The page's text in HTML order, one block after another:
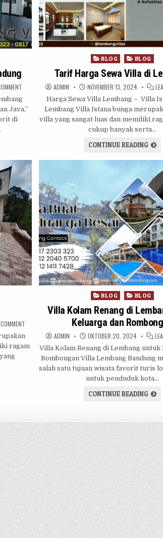
ON JASA SEWA VILLA DI LEMBANG BANDUNG
Java,”
di
VILLA DI LEMBANG BANDUNG
Posted in
BLOG BLOG
Tarif Harga Sewa Villa di
AUTHOR:
ADMIN PUBLISHED DATE:
NOVEMBER 13, 2024
Harga Sewa Villa Lembang – Villa
Lembang Villa Istana bunga
villa yang sangat luas dan memiliki
cukup banyak serta…
CONTINUE READING
ON VILLA ISTANA BUNGA
ragam
BUNGA
Posted in
BLOG BLOG
Villa Kolam Renang di
Keluarga dan
AUTHOR:
ADMIN PUBLISHED DATE:
OKTOBER 20, 2024
Villa Kolam Renang di Lembang untuk
Rombongan Villa Lembang Bandung
salah satu tujuan wisata favorit turis
untuk penduduk kota…
CONTINUE READING